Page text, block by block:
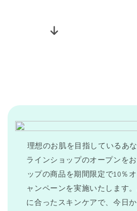
理想のお肌を目指しているあ
ラインショップのオープンを
ップの商品を期間限定で10％
ャンペーンを実施いたします
に合ったスキンケアで、今日